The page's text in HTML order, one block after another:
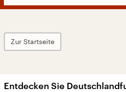
Zur Startseite
Entdecken Sie